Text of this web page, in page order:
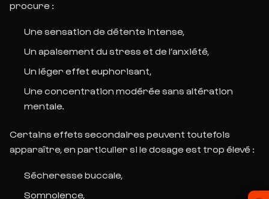
procure :
Une sensation de détente intense,
Un apaisement du stress et de l’anxiété,
Un léger effet euphorisant,
Une concentration modérée sans altération
mentale.
Certains effets secondaires peuvent toutefois
apparaître, en particulier si le dosage est trop élevé :
Sécheresse buccale,
Somnolence,